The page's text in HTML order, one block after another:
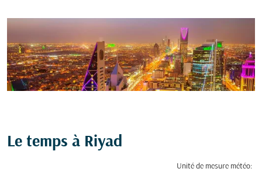
Le temps à Riyad
Unité de mesure météo: